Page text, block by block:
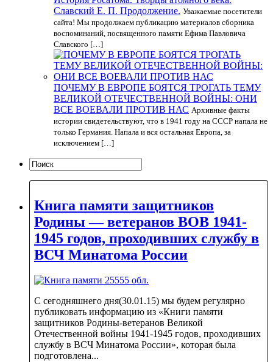
Славский Е. П. Продолжение. Уважаемые посетители
сайта! Мы продолжаем публикацию материалов сборника
воспоминаний, посвященного памяти Ефима Павловича
Славского […]
ПОЧЕМУ В ЕВРОПЕ БОЯТСЯ ТРОГАТЬ ТЕМУ
ВЕЛИКОЙ ОТЕЧЕСТВЕННОЙ ВОЙНЫ: ОНИ
ВСЕ ВОЕВАЛИ ПРОТИВ НАС Архивные факты
истории свидетельствуют, что в 1941 году на СССР напала не
только Германия. Напала и вся остальная Европа, за
исключением […]
Книга памяти защитников
Родины — ветеранов ВОВ 1941-
1945 годов, проходивших службу в
ВСЧ Минатома России
С сегодняшнего дня(30.01.15) мы будем регулярно
публиковать информацию из «Книги памяти
защитников Родины-ветеранов Великой
Отечественной войны 1941-1945 годов, проходивших
службу в ВСЧ Минатома России», которая была
подготовлена...